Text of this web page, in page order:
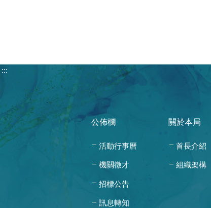
:::
公佈欄
活動行事曆
機關徵才
招標公告
訊息轉知
關於本局
首長介紹
組織架構